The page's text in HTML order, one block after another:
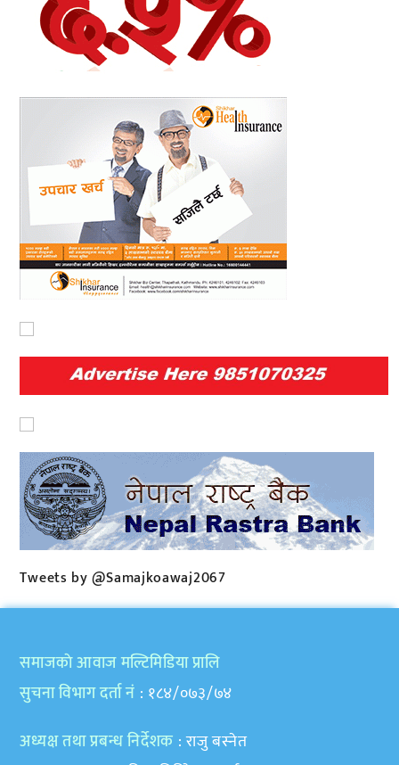
Tweets by @Samajkoawaj2067
समाजकाे आवाज मल्टिमिडिया प्रालि
सुचना विभाग दर्ता नं : १८४/०७३/७४
अध्यक्ष तथा प्रबन्ध निर्देशक : राजु बस्नेत